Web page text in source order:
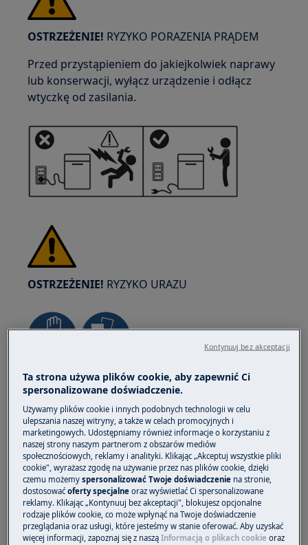
OSTRZEŻENIE! RYZYKO PORAZENIA PRĄDEM
Przed przystąpieniem do jakiejkolwiek naprawy
lub konserwacji, wyłącz urządzenie i odłącz
wtyczkę od zasilania.
OSTRZEŻENIE! RYZYKO URAZU
Zawsze zachowaj ostrożność podczas
przemieszczania urządzeń. W przypadku
ciężkich sprzętów najbezpieczniej jest, gdy
przesuwają je dwie osoby. Zawsze używaj
rękawic ochronnych i obuwia ochronnego.
Nosić rękawice ochronne przez cały czas, aby
chronić się przed skaleczeniami od ostrych
krawędzi.
Ta strona używa plików cookie, aby zapewnić Ci
spersonalizowane doświadczenie.
Używamy plików cookie i innych podobnych technologii w celu
ulepszania naszej witryny, a także w celach promocyjnych i
marketingowych. Udostępniamy również informacje o korzystaniu z
naszej strony naszym partnerom z obszarów mediów
społecznościowych, reklamy i analityki. Klikając „Akceptuj wszystkie pliki
cookie", wyrażasz zgodę na używanie przez nas plików cookie, dzięki
czemu możemyspersonalizować Twoje doświadczenie na stronie,
dostosowaćoferty specjalne oraz wyświetlać Ci spersonalizowane
reklamy. Klikając „Kontynuuj bez akceptacji", blokujesz opcjonalne
rodzaje plików cookie, co może wpłynąć na Twoje doświadczenie
przeglądania oraz usługi, które jesteśmy w stanie oferować. Aby uzyskać
więcej informacji, zapoznaj się z nasząInformacją o plikach cookie oraz
Kontynuuj bez akceptacji